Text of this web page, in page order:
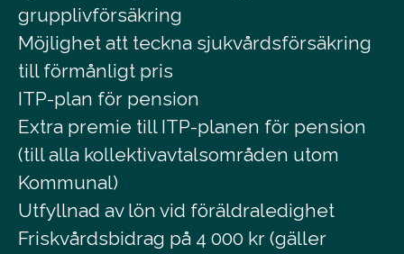
grupplivförsäkring
Möjlighet att teckna sjukvårdsförsäkring
till förmånligt pris
ITP-plan för pension
Extra premie till ITP-planen för pension
(till alla kollektivavtalsområden utom
Kommunal)
Utfyllnad av lön vid föräldraledighet
Friskvårdsbidrag på 4 000 kr (gäller